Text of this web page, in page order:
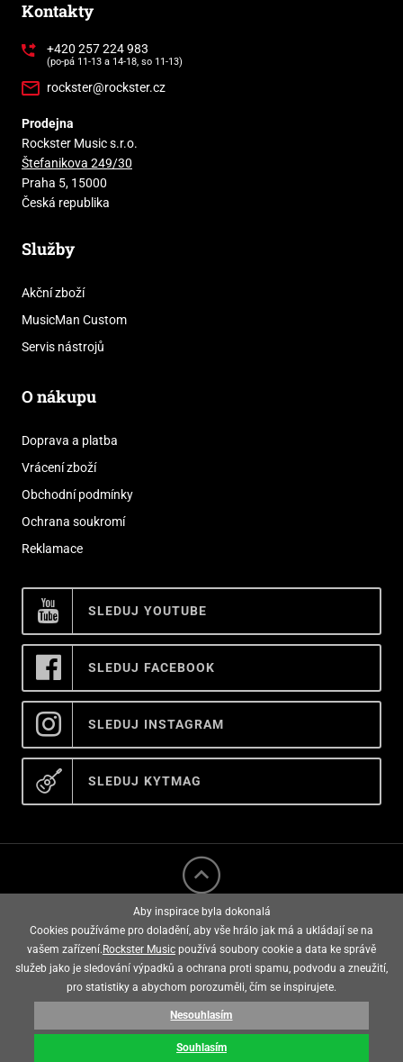
Kontakty
+420 257 224 983
(po-pá 11-13 a 14-18, so 11-13)
rockster@rockster.cz
Prodejna
Rockster Music s.r.o.
Štefanikova 249/30
Praha 5, 15000
Česká republika
Služby
Akční zboží
MusicMan Custom
Servis nástrojů
O nákupu
Doprava a platba
Vrácení zboží
Obchodní podmínky
Ochrana soukromí
Reklamace
SLEDUJ YOUTUBE
SLEDUJ FACEBOOK
SLEDUJ INSTAGRAM
SLEDUJ KYTMAG
rockster music © 2008 - 2026
E-shop vytvořila
Aby inspirace byla dokonalá
Cookies používáme pro doladění, aby vše hrálo jak má a ukládají se na
vašem zařízení. Rockster Music používá soubory cookie a data ke správě
služeb jako je sledování výpadků a ochrana proti spamu, podvodu a zneužití,
pro statistiky a abychom porozuměli, čím se inspirujete.
Nesouhlasím
Souhlasím